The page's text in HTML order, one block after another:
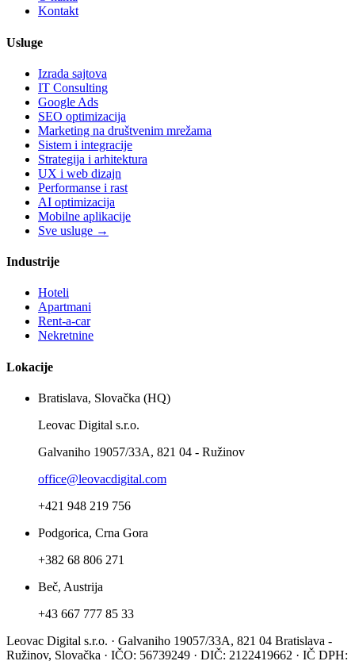
Kontakt
Usluge
Izrada sajtova
IT Consulting
Google Ads
SEO optimizacija
Marketing na društvenim mrežama
Sistem i integracije
Strategija i arhitektura
UX i web dizajn
Performanse i rast
AI optimizacija
Mobilne aplikacije
Sve usluge →
Industrije
Hoteli
Apartmani
Rent-a-car
Nekretnine
Lokacije
Bratislava, Slovačka (HQ)
Leovac Digital s.r.o.
Galvaniho 19057/33A, 821 04 - Ružinov
office@leovacdigital.com
+421 948 219 756
Podgorica, Crna Gora
+382 68 806 271
Beč, Austrija
+43 667 777 85 33
Leovac Digital s.r.o. · Galvaniho 19057/33A, 821 04 Bratislava -
Ružinov, Slovačka · IČO: 56739249 · DIČ: 2122419662 · IČ DPH: